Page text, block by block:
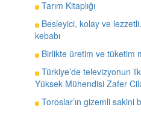
Tarım Kitaplığı
Besleyici, kolay ve
kebabı
Birlikte üretim ve tüketim
Türkiye’de televizyonun
Yüksek Mühendisi Zafer
Toroslar’ın gizemli sakini